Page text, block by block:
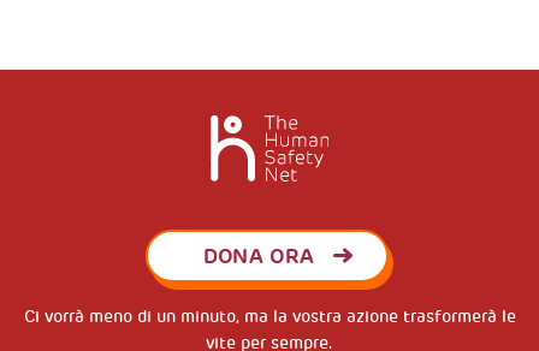
DONA ORA
Ci vorrà meno di un minuto, ma la vostra azione trasformerà le
vite per sempre.